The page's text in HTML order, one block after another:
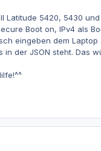
5420, 5430
Boot on, IPv4 als
eingeben dem
der JSON steht. Das